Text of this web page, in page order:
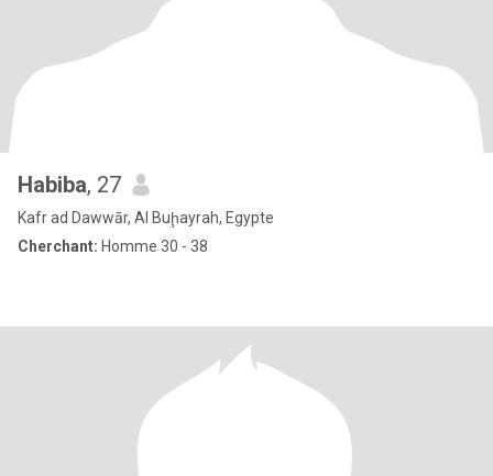
Habiba, 27
Kafr ad Dawwār, Al Buḩayrah, Egypte
Cherchant: Homme 30 - 38